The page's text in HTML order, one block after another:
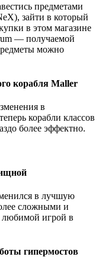
предметами
зайти в который
в этом магазине
― получаемой
можно
корабля Maller
в
корабли классов
более эффектно.
в лучшую
сложными и
любимой игрой в
гипермостов